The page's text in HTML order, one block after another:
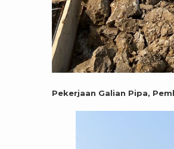
Pekerjaan Galian Pipa,